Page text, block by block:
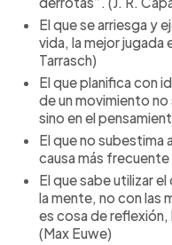
El que se arriesga y
vida, la mejor jugada
Tarrasch)
El que planifica con
de un movimiento no
sino en el
El que no subestima
causa más
El que sabe utilizar
la mente, no con las
es cosa de
(Max Euwe)